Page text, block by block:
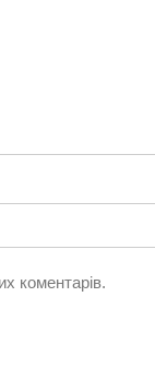
коментарів.